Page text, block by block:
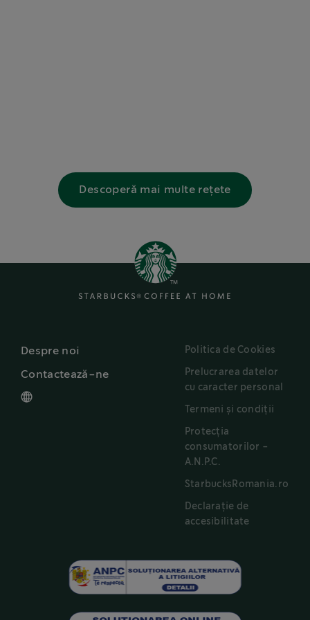
Descoperă mai multe rețete
Despre noi
Contactează-ne
Politica de Cookies
Prelucrarea datelor
cu caracter personal
Termeni și condiții
Protecția
consumatorilor -
A.N.P.C.
StarbucksRomania.ro
Declarație de
accesibilitate